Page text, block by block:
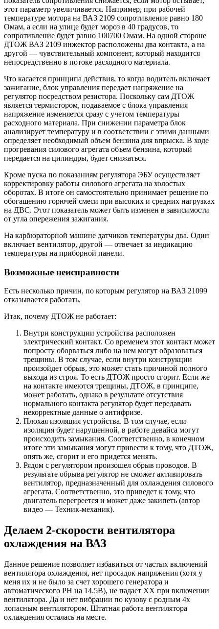
этот параметр увеличивается. Например, при рабочей
температуре мотора на ВАЗ 2109 сопротивление равно 180
Омам, а если на улице будет мороз в 40 градусов, то
сопротивление будет равно 100700 Омам. На одной стороне
ДТОЖ ВАЗ 2109 инжектор расположены два контакта, а на
другой — чувствительный компонент, который находится
непосредственно в потоке расходного материала.
Что касается принципа действия, то когда водитель включает
зажигание, блок управления передает напряжение на
регулятор посредством резистора. Поскольку сам ДТОЖ
является термистором, подаваемое с блока управления
напряжение изменяется сразу с учетом температуры
расходного материала. При снижении параметра блок
анализирует температуру и в соответствии с этими данными
определяет необходимый объем бензина для впрыска. В ходе
прогревания силового агрегата объем бензина, который
передается на цилиндры, будет снижаться.
Кроме пуска по показаниям регулятора ЭБУ осуществляет
корректировку работы силового агрегата на холостых
оборотах. В итоге он самостоятельно принимает решение по
обогащению горючей смеси при высоких и средних нагрузках
на ДВС. Этот показатель может быть изменен в зависимости
от угла опережения зажигания.
На карбюраторной машине датчиков температуры два. Один
включает вентилятор, другой — отвечает за индикацию
температуры на приборной панели.
Возможные неисправности
Есть несколько причин, по которым регулятор на ВАЗ 21099
отказывается работать.
Итак, почему ДТОЖ не работает:
Внутри конструкции устройства расположен
электрический контакт. Со временем этот контакт может
попросту оборваться либо на нем могут образоваться
трещины. В том случае, если внутри конструкции
произойдет обрыв, это может стать причиной полного
выхода из строя. То есть ДТОЖ просто сгорит. Если же
на контакте имеются трещины, ДТОЖ, в принципе,
может работать, однако в результате отсутствия
нормального контакта регулятор будет передавать
некорректные данные о антифризе.
Плохая изоляция устройства. В том случае, если
изоляция будет нарушенной, в работе девайса могут
происходить замыкания. Соответственно, в конечном
итоге эти замыкания могут привести к тому, что ДТОЖ,
опять же, сгорит и его придется менять.
Рядом с регулятором произошел обрыв проводов. В
результате обрыва регулятор не сможет активировать
вентилятор, предназначенный для охлаждения силового
агрегата. Соответственно, это приведет к тому, что
двигатель перегреется и может даже закипеть (автор
видео — Техник-механик).
Делаем 2-скорости вентилятора
охлаждения на ВАЗ
Данное решение позволяет избавиться от частых включений
вентилятора охлаждения, нет просадок напряжения (хотя у
меня их и не было за счет хорошего генератора и
автоматического РН на 14.5В), не падает ХХ при включении
вентилятора. Да и нет вибрации по кузову с родным 4х
лопасным вентилятором. Штатная работа вентилятора
охлаждения осталась на месте.